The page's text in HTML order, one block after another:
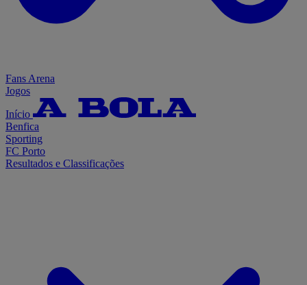
Fans Arena
Jogos
Início
Benfica
Sporting
FC Porto
Resultados e Classificações